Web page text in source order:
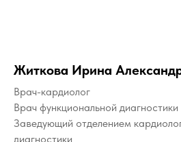
Житкова Ирина
Врач-кардиолог
Врач функциональной диагностики
Заведующий отделением
диагностики